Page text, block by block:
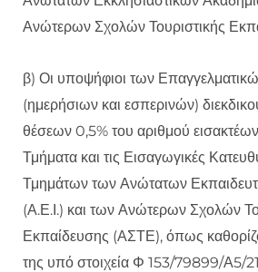
Ανώτερων Σχολών Τουριστικής
β) Οι υποψήφιοι των
(ημερήσιων και εσπερινών)
θέσεων 0,5% του αριθμού εισακτέων
Τμήματα και τις Εισαγωγικές
Τμημάτων των Ανώτατων
(Α.Ε.Ι.) και των Ανώτερων Σχολών
Εκπαίδευσης (ΑΣΤΕ), όπως
της υπό στοιχεία Φ 153/79899/Α5/